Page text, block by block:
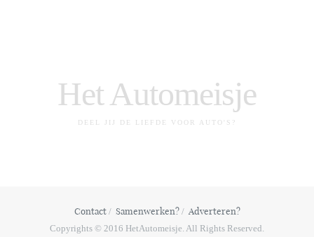
Het Automeisje
DEEL JIJ DE LIEFDE VOOR AUTO'S?
Contact Samenwerken? Adverteren?
Copyrights © 2016 HetAutomeisje. All Rights Reserved.